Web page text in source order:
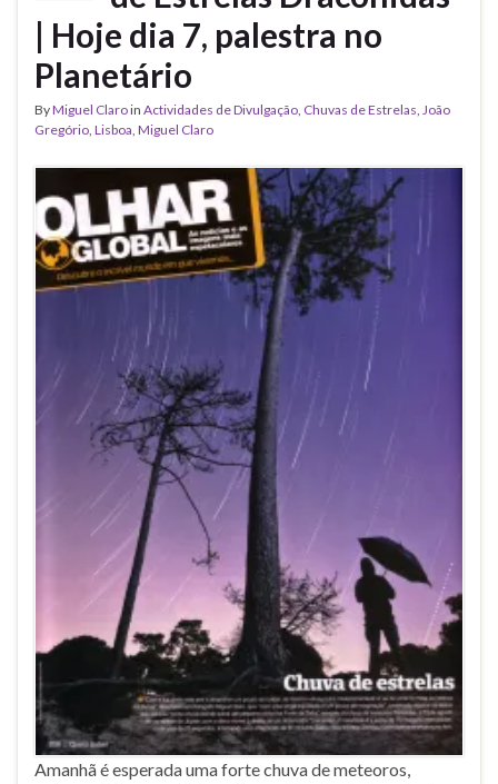
| Hoje dia 7, palestra no
Planetário
ByMiguel Claroin Actividades de Divulgação Chuvas de Estrelas João
Gregório Lisboa Miguel Claro
Amanhã é esperada uma forte chuva de meteoros,